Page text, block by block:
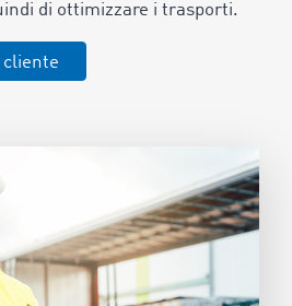
di ottimizzare i trasporti.
cliente